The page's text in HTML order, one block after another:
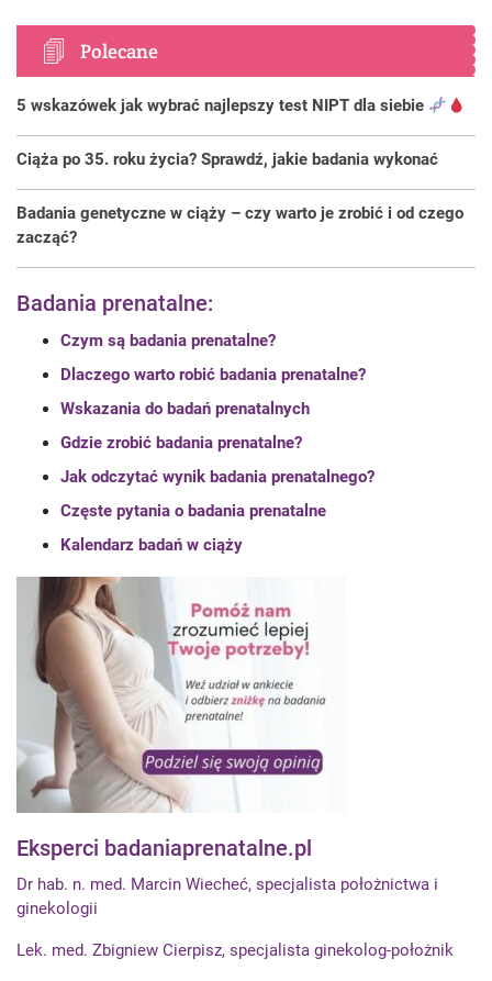
Polecane
5 wskazówek jak wybrać najlepszy test NIPT dla siebie
Ciąża po 35. roku życia? Sprawdź, jakie badania wykonać
Badania genetyczne w ciąży – czy warto je zrobić i od czego
zacząć?
Badania prenatalne:
Czym są badania prenatalne?
Dlaczego warto robić badania prenatalne?
Wskazania do badań prenatalnych
Gdzie zrobić badania prenatalne?
Jak odczytać wynik badania prenatalnego?
Częste pytania o badania prenatalne
Kalendarz badań w ciąży
Eksperci badaniaprenatalne.pl
Dr hab. n. med. Marcin Wiecheć, specjalista położnictwa i
ginekologii
Lek. med. Zbigniew Cierpisz, specjalista ginekolog-położnik